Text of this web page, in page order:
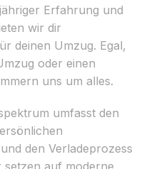
Erfahrung und
wir dir
deinen Umzug. Egal,
oder einen
uns um alles.
umfasst den
den Verladeprozess
setzen auf moderne